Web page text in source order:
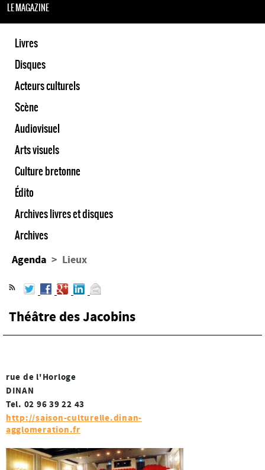
LE MAGAZINE
Livres
Disques
Acteurs culturels
Scène
Audiovisuel
Arts visuels
Culture bretonne
Édito
Archives livres et disques
Archives
Agenda > Lieux
Théâtre des Jacobins
rue de l'Horloge
DINAN
Tel. 02 96 39 22 43
http://saison-culturelle.dinan-
agglomeration.fr